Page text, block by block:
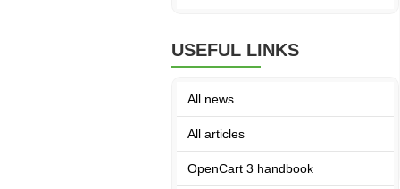
USEFUL LINKS
All news
All articles
OpenCart 3 handbook